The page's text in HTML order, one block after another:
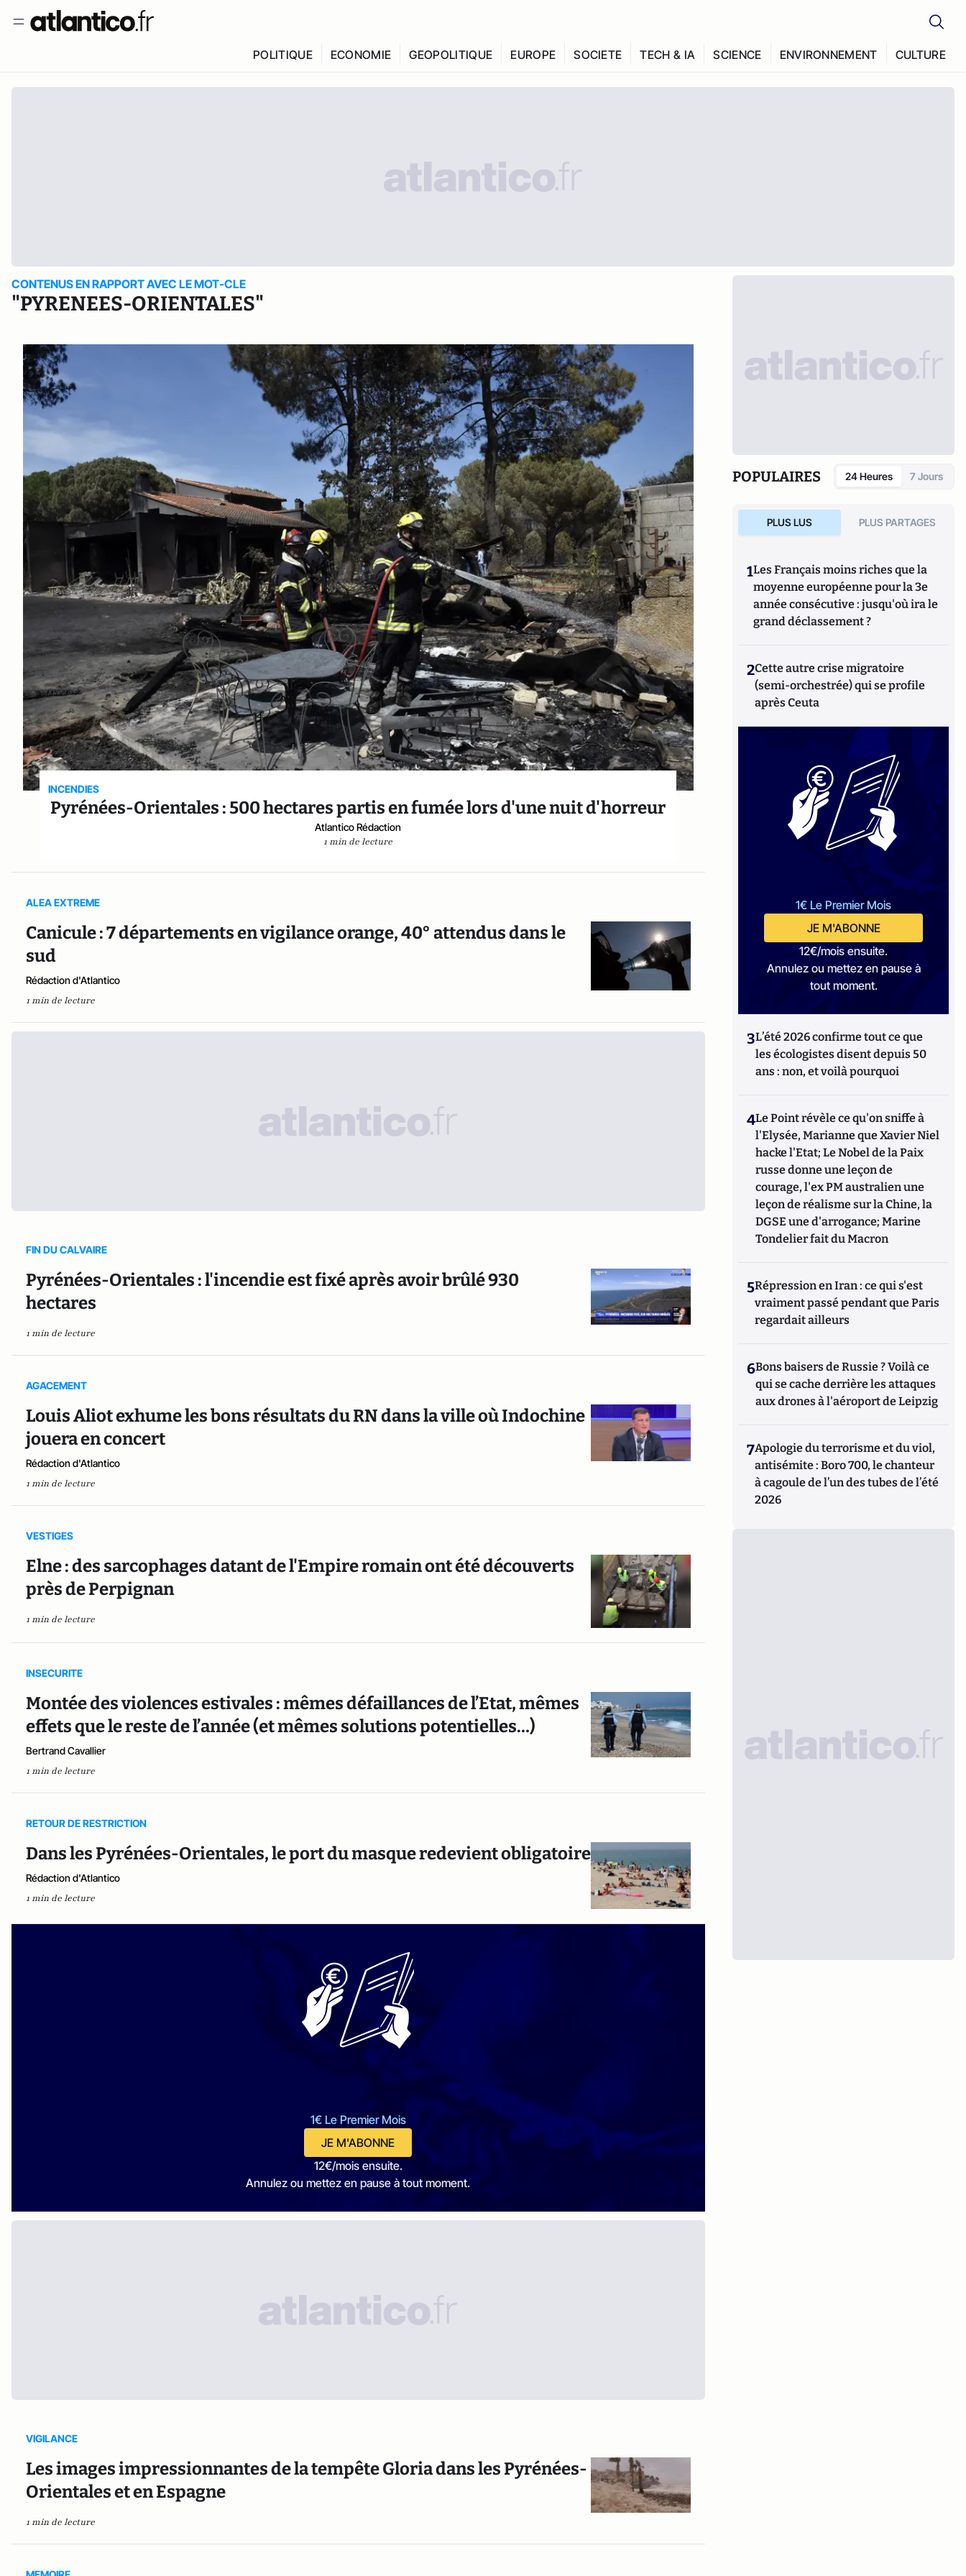
POLITIQUE ECONOMIE GEOPOLITIQUE EUROPE SOCIETE TECH & IA SCIENCE ENVIRONNEMENT CULTURE
CONTENUS EN RAPPORT AVEC LE MOT-CLE
"PYRENEES-ORIENTALES"
INCENDIES
Pyrénées-Orientales : 500 hectares partis en fumée lors d'une nuit d'horreur
Atlantico Rédaction
1 min de lecture
ALEA EXTREME
Canicule : 7 départements en vigilance orange, 40° attendus dans le
sud
Rédaction d'Atlantico
1 min de lecture
FIN DU CALVAIRE
Pyrénées-Orientales : l'incendie est fixé après avoir brûlé 930
hectares
1 min de lecture
AGACEMENT
Louis Aliot exhume les bons résultats du RN dans la ville où Indochine
jouera en concert
Rédaction d'Atlantico
1 min de lecture
VESTIGES
Elne : des sarcophages datant de l'Empire romain ont été découverts
près de Perpignan
1 min de lecture
INSECURITE
Montée des violences estivales : mêmes défaillances de l’Etat, mêmes
effets que le reste de l’année (et mêmes solutions potentielles…)
Bertrand Cavallier
1 min de lecture
RETOUR DE RESTRICTION
Dans les Pyrénées-Orientales, le port du masque redevient obligatoire
Rédaction d'Atlantico
1 min de lecture
1€ Le Premier Mois
JE M'ABONNE
12€/mois ensuite.
Annulez ou mettez en pause à tout moment.
VIGILANCE
Les images impressionnantes de la tempête Gloria dans les Pyrénées-
Orientales et en Espagne
1 min de lecture
POPULAIRES 24 Heures 7 Jours
PLUS LUS PLUS PARTAGES
1Les Français moins riches que la
moyenne européenne pour la 3e
année consécutive : jusqu'où ira le
grand déclassement ?
2Cette autre crise migratoire
(semi-orchestrée) qui se profile
après Ceuta
1€ Le Premier Mois
JE M'ABONNE
12€/mois ensuite.
Annulez ou mettez en pause à
tout moment.
3L’été 2026 confirme tout ce que
les écologistes disent depuis 50
ans : non, et voilà pourquoi
4Le Point révèle ce qu'on sniffe à
l'Elysée, Marianne que Xavier Niel
hacke l'Etat; Le Nobel de la Paix
russe donne une leçon de
courage, l'ex PM australien une
leçon de réalisme sur la Chine, la
DGSE une d'arrogance; Marine
Tondelier fait du Macron
5Répression en Iran : ce qui s'est
vraiment passé pendant que Paris
regardait ailleurs
6Bons baisers de Russie ? Voilà ce
qui se cache derrière les attaques
aux drones à l'aéroport de Leipzig
7Apologie du terrorisme et du viol,
antisémite : Boro 700, le chanteur
à cagoule de l’un des tubes de l’été
2026